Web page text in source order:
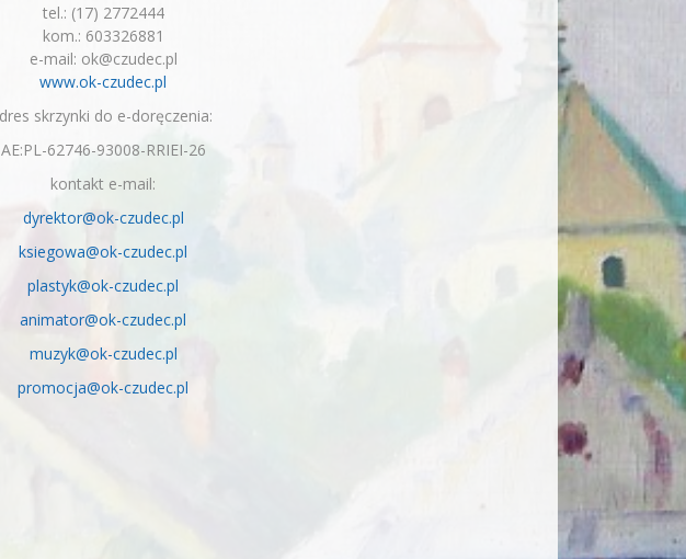
tel.: (17) 2772444
kom.: 603326881
e-mail: ok@czudec.pl
www.ok-czudec.pl
skrzynki do e-doręczenia:
AE:PL-62746-93008-RRIEI-26
kontakt e-mail:
dyrektor@ok-czudec.pl
ksiegowa@ok-czudec.pl
plastyk@ok-czudec.pl
animator@ok-czudec.pl
muzyk@ok-czudec.pl
promocja@ok-czudec.pl